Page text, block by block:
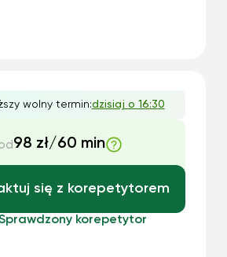
wolny termin:dzisiaj o 16:30
98 zł/60 min
się z korepetytorem
korepetytor